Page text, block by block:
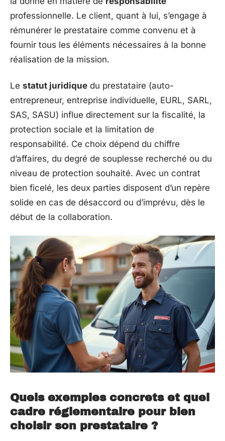
professionnelle. Le client, quant à lui, s’engage à
rémunérer le prestataire comme convenu et à
fournir tous les éléments nécessaires à la bonne
réalisation de la mission.
Le statut juridique du prestataire (auto-
entrepreneur, entreprise individuelle, EURL, SARL,
SAS, SASU) influe directement sur la fiscalité, la
protection sociale et la limitation de
responsabilité. Ce choix dépend du chiffre
d’affaires, du degré de souplesse recherché ou du
niveau de protection souhaité. Avec un contrat
bien ficelé, les deux parties disposent d’un repère
solide en cas de désaccord ou d’imprévu, dès le
début de la collaboration.
Quels exemples concrets et quel
cadre réglementaire pour bien
choisir son prestataire ?